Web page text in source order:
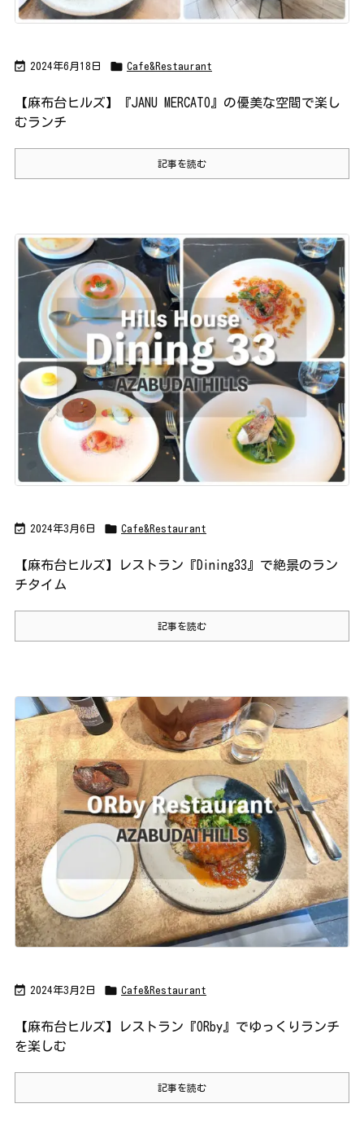
 2024年6月18日  Cafe&Restaurant
【麻布台ヒルズ】『JANU MERCATO』の優美な空間で楽し
むランチ
記事を読む
 2024年3月6日  Cafe&Restaurant
【麻布台ヒルズ】レストラン『Dining33』で絶景のラン
チタイム
記事を読む
 2024年3月2日  Cafe&Restaurant
【麻布台ヒルズ】レストラン『ORby』でゆっくりランチ
を楽しむ
記事を読む